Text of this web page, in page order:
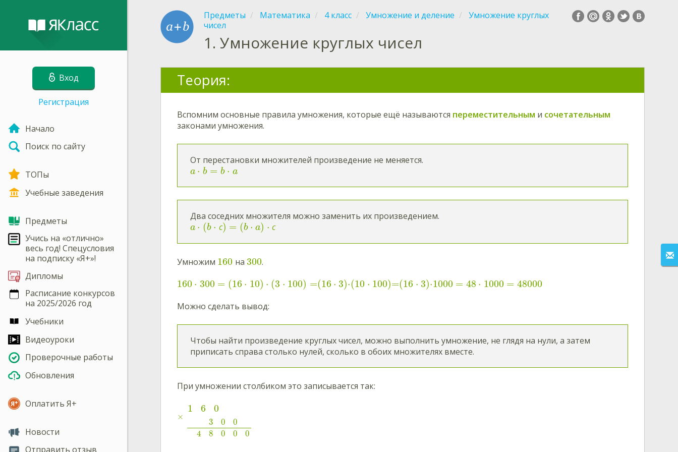
Вход
Регистрация
Начало
Поиск по сайту
ТОПы
Учебные заведения
Предметы
Учись на «отлично»
весь год! Спецусловия
на подписку «Я+»!
Дипломы
Расписание конкурсов
на 2025/2026 год
Учебники
Видеоуроки
Проверочные работы
Обновления
Оплатить Я+
Новости
Отправить отзыв
Предметы Математика 4 класс Умножение и деление
Умножение круглых
чисел
1. Умножение круглых чисел
Теория:
Вспомним основные правила умножения, которые ещё называются переместительным и сочетательным
законами умножения.
От перестановки множителей произведение не меняется.
a ⋅ b = b ⋅ a
Два соседних множителя можно заменить их произведением.
a ⋅ (b ⋅ с) = (b ⋅ a) ⋅ с
Умножим 160 на 300.
160 ⋅ 300 = (16 ⋅ 10) ⋅ (3 ⋅ 100) =(16 ⋅ 3)⋅(10 ⋅ 100)=(16 ⋅ 3)⋅1000 = 48 ⋅ 1000 = 48000
Можно сделать вывод:
Чтобы найти произведение круглых чисел, можно выполнить умножение, не глядя на нули, а затем
приписать справа столько нулей, сколько в обоих множителях вместе.
При умножении столбиком это записывается так:
×
1 6 0
3 0
0
4
8 0 0 0